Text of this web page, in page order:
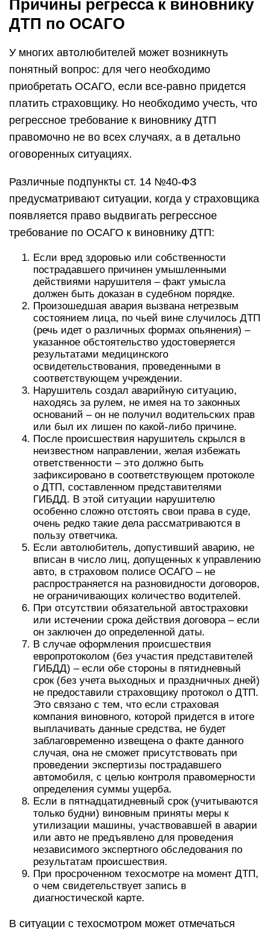
Причины регресса к виновнику
ДТП по ОСАГО
У многих автолюбителей может возникнуть
понятный вопрос: для чего необходимо
приобретать ОСАГО, если все-равно придется
платить страховщику. Но необходимо учесть, что
регрессное требование к виновнику ДТП
правомочно не во всех случаях, а в детально
оговоренных ситуациях.
Различные подпункты ст. 14 №40-ФЗ
предусматривают ситуации, когда у страховщика
появляется право выдвигать регрессное
требование по ОСАГО к виновнику ДТП:
Если вред здоровью или собственности
пострадавшего причинен умышленными
действиями нарушителя – факт умысла
должен быть доказан в судебном порядке.
Произошедшая авария вызвана нетрезвым
состоянием лица, по чьей вине случилось ДТП
(речь идет о различных формах опьянения) –
указанное обстоятельство удостоверяется
результатами медицинского
освидетельствования, проведенными в
соответствующем учреждении.
Нарушитель создал аварийную ситуацию,
находясь за рулем, не имея на то законных
оснований – он не получил водительских прав
или был их лишен по какой-либо причине.
После происшествия нарушитель скрылся в
неизвестном направлении, желая избежать
ответственности – это должно быть
зафиксировано в соответствующем протоколе
о ДТП, составленном представителями
ГИБДД. В этой ситуации нарушителю
особенно сложно отстоять свои права в суде,
очень редко такие дела рассматриваются в
пользу ответчика.
Если автолюбитель, допустивший аварию, не
вписан в число лиц, допущенных к управлению
авто, в страховом полисе ОСАГО – не
распространяется на разновидности договоров,
не ограничивающих количество водителей.
При отсутствии обязательной автостраховки
или истечении срока действия договора – если
он заключен до определенной даты.
В случае оформления происшествия
европротоколом (без участия представителей
ГИБДД) – если обе стороны в пятидневный
срок (без учета выходных и праздничных дней)
не предоставили страховщику протокол о ДТП.
Это связано с тем, что если страховая
компания виновного, которой придется в итоге
выплачивать данные средства, не будет
заблаговременно извещена о факте данного
случая, она не сможет присутствовать при
проведении экспертизы пострадавшего
автомобиля, с целью контроля правомерности
определения суммы ущерба.
Если в пятнадцатидневный срок (учитываются
только будни) виновным приняты меры к
утилизации машины, участвовавшей в аварии
или авто не предъявлено для проведения
независимого экспертного обследования по
результатам происшествия.
При просроченном техосмотре на момент ДТП,
о чем свидетельствует запись в
диагностической карте.
В ситуации с техосмотром может отмечаться